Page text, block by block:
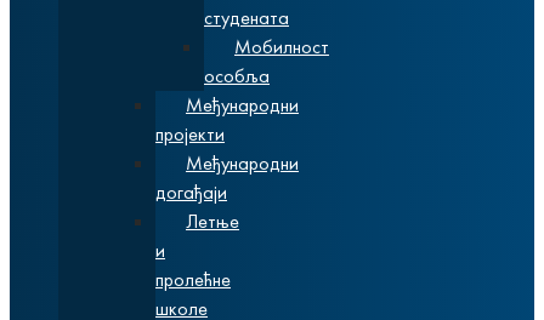
студената
Мобилност
особља
Међународни
пројекти
Међународни
догађаји
Летње
и
пролећне
школе